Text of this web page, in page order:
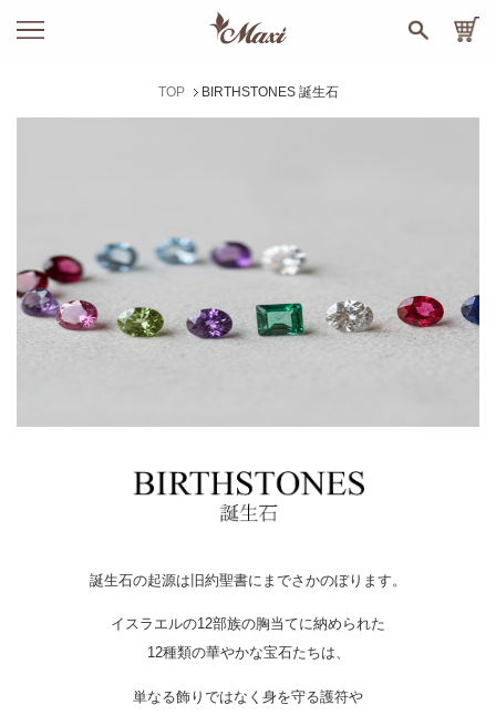
TOP BIRTHSTONES 誕生石
誕生石の起源は旧約聖書にまでさかのぼります。
イスラエルの12部族の胸当てに納められた
12種類の華やかな宝石たちは、
単なる飾りではなく身を守る護符や